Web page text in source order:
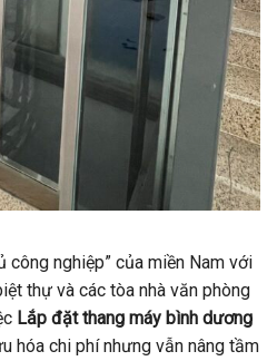
công nghiệp” của miền Nam với
thự và các tòa nhà văn phòng
Lắp đặt thang máy bình dương
hóa chi phí nhưng vẫn nâng tầm